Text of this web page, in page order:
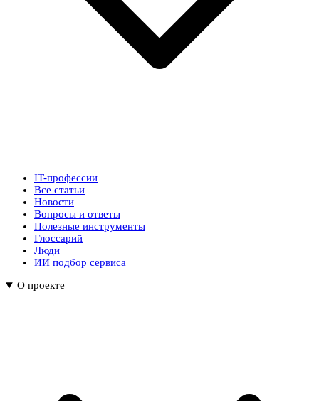
IT-профессии
Все статьи
Новости
Вопросы и ответы
Полезные инструменты
Глоссарий
Люди
ИИ подбор сервиса
О проекте